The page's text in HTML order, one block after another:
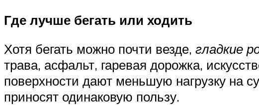
Где лучше бегать или ходить
Хотя бегать можно почти везде, гладкие
трава, асфальт, гаревая дорожка,
поверхности дают меньшую нагрузку на
приносят одинаковую пользу.